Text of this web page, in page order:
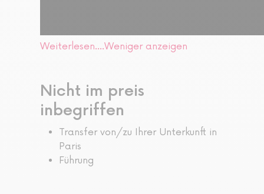
Weiterlesen....Weniger anzeigen
Nicht im preis
inbegriffen
Transfer von/zu Ihrer Unterkunft in
Paris
Führung